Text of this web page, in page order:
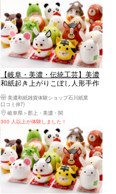
【岐阜・美濃・伝統工芸】美濃
和紙起き上がりこぼし人形手作
美濃和紙雑貨体験ショップ石川紙業
口コミ(87)
岐阜県
郡上・美濃・関
300 人以上が体験しました！